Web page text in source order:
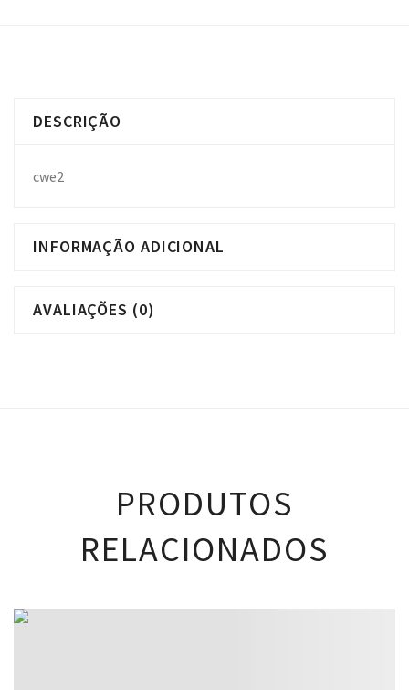
DESCRIÇÃO
cwe2
INFORMAÇÃO ADICIONAL
AVALIAÇÕES (0)
PRODUTOS
RELACIONADOS